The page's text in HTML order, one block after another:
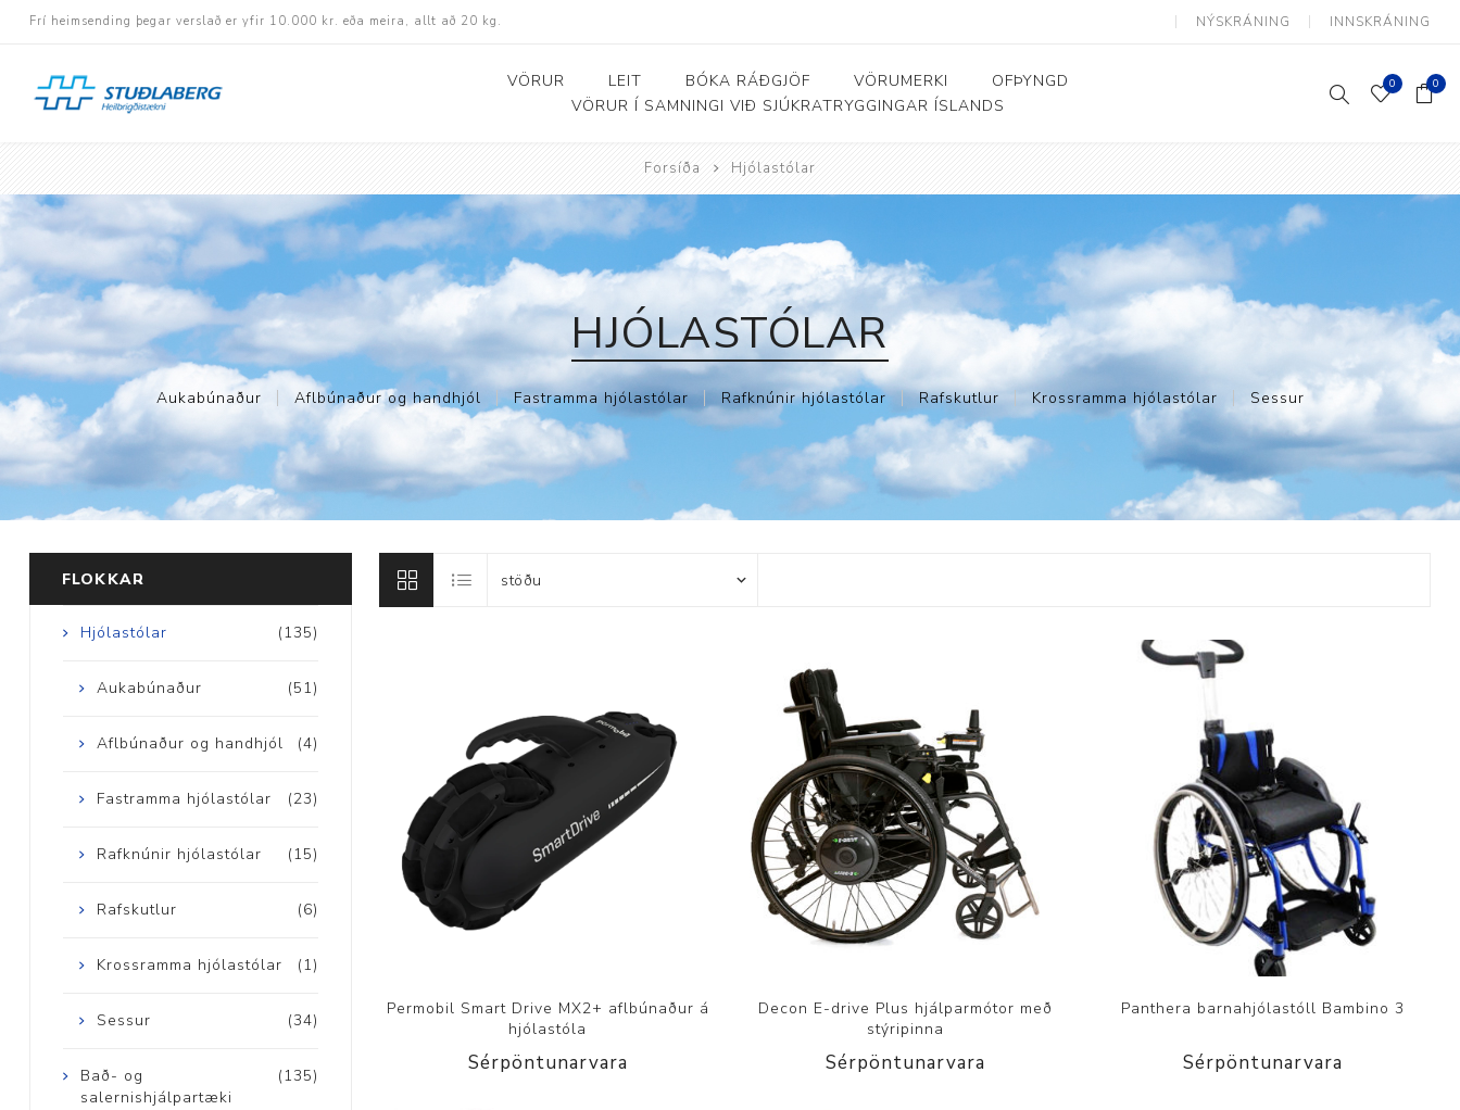
Frí heimsending þegar verslað er yfir 10.000 kr. eða meira, allt að 20 kg. NÝSKRÁNING INNSKRÁNING
VÖRUR
Aukabúnaður
Aflbúnaður og handhjól
Fastramma hjólastólar
Rafknúnir hjólastólar
Rafskutlur
Krossramma hjólastólar
Sessur
Bað- og salernishjálpartæki
Baðker og lyftarar
Bað- og salernisstólar
Salernisupphækkun og
stoðir
Bað- og skiptiborð
Skynörvun
Sérhæfð þríhjól
Flutningshjálpartæki
Gönguhjálpartæki
Smáhjálpartæki
Vinnuborð og sérhæfðir
stólar
Brjóstaaðgerðir og þrýstingsvörur
Brjóstaaðgerðir
Þrýstingsvörur
Rúm og húsgögn
Legusáravarnir
Stóma og þvagleggir Heilbrigðisstofnanir
Skoðunar- og
Þrýstingsvafningar
Rýmingarsala
LEIT BÓKA RÁÐGJÖF VÖRUMERKI
OFÞYNGD
VÖRUR Í SAMNINGI VIÐ SJÚKRATRYGGINGAR ÍSLANDS
0 0
Forsíða Hjólastólar
HJÓLASTÓLAR
Aukabúnaður Aflbúnaður og handhjól Fastramma hjólastólar Rafknúnir hjólastólar Rafskutlur Krossramma hjólastólar Sessur
Permobil Smart Drive MX2+ aflbúnaður á
hjólastóla
Sérpöntunarvara
Decon E-drive Plus hjálparmótor með
stýripinna
Sérpöntunarvara
Panthera barnahjólastóll Bambino 3
Sérpöntunarvara
FLOKKAR
(135)
Hjólastólar
(51)
Aukabúnaður
(4)
Aflbúnaður og handhjól
(23)
Fastramma hjólastólar
(15)
Rafknúnir hjólastólar
(6)
Rafskutlur
(1)
Krossramma hjólastólar
(34)
Sessur
(135)
Bað- og
salernishjálpartæki